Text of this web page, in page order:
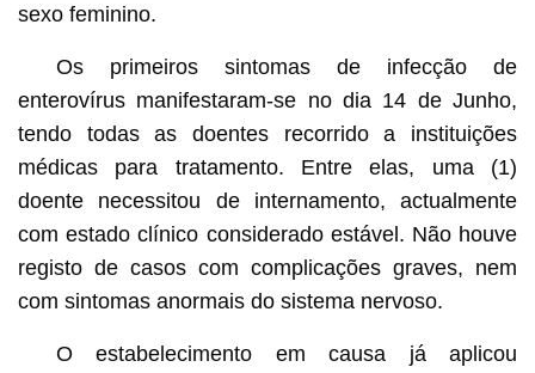
sexo feminino.
Os primeiros sintomas de infecção de
enterovírus manifestaram-se no dia 14 de Junho,
tendo todas as doentes recorrido a instituições
médicas para tratamento. Entre elas, uma (1)
doente necessitou de internamento, actualmente
com estado clínico considerado estável. Não houve
registo de casos com complicações graves, nem
com sintomas anormais do sistema nervoso.
O estabelecimento em causa já aplicou